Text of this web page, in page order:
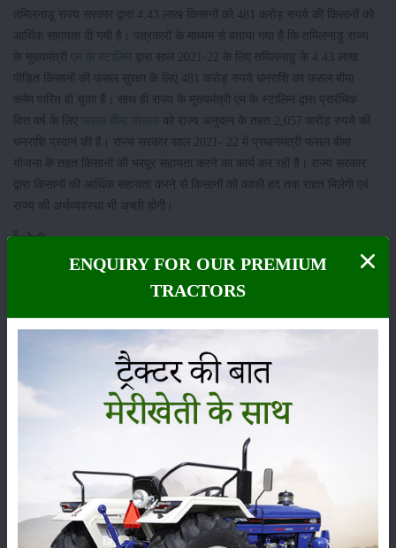
तमिलनाडू राज्य सरकार द्वारा 4.43 लाख किसानों को 481 करोड़ रुपये की किसानों को
आर्थिक सहायता दी गयी है। पत्रकारों के माध्यम से बताया गया है कि तमिलनाडु राज्य
के मुख्यमंत्री
एम के स्टालिन द्वारा साल 2021-22 के लिए तमिलनाडु के 4.43 लाख
पीड़ित किसानों की फसल सुरक्षा के लिए 481 करोड़ रुपये धनराशि का फसल बीमा
क्लेम पारित हो चुका है। साथ ही राज्य के मुख्यमंत्री एम के स्टालिन द्वारा प्रारंभिक
वित्त वर्ष के लिए
फसल बीमा योजना
को राज्य अनुदान के तहत 2,057 करोड़ रुपये की
धनराशि प्रदान की है। राज्य सरकार साल 2021- 22 में प्रधानमंत्री फसल बीमा
योजना के तहत किसानों की भरपूर सहायता करने का कार्य कर रही है। राज्य सरकार
द्वारा किसानों की आर्थिक सहायता करने से किसानों को काफी हद तक राहत मिलेगी एवं
राज्य की अर्थव्यवस्था भी अच्छी होगी।
श्रेणी
ENQUIRY FOR OUR PREMIUM
TRACTORS